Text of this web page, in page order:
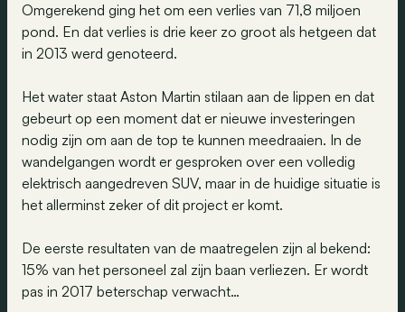
Omgerekend ging het om een verlies van 71,8 miljoen
pond. En dat verlies is drie keer zo groot als hetgeen dat
in 2013 werd genoteerd.
Het water staat Aston Martin stilaan aan de lippen en dat
gebeurt op een moment dat er nieuwe investeringen
nodig zijn om aan de top te kunnen meedraaien. In de
wandelgangen wordt er gesproken over een volledig
elektrisch aangedreven SUV, maar in de huidige situatie is
het allerminst zeker of dit project er komt.
De eerste resultaten van de maatregelen zijn al bekend:
15% van het personeel zal zijn baan verliezen. Er wordt
pas in 2017 beterschap verwacht…